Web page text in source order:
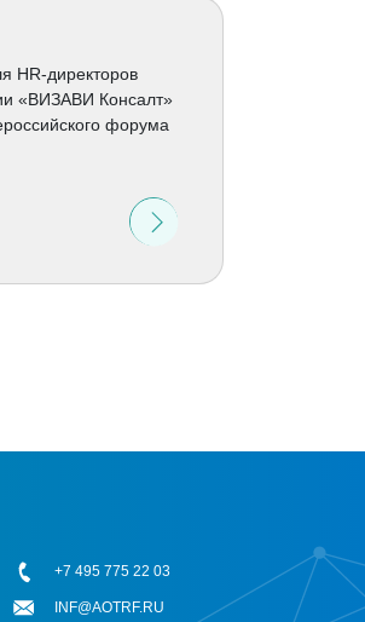
HR-директоров
«ВИЗАВИ Консалт»
форума
+7 495 775 22 03
INF@AOTRF.RU